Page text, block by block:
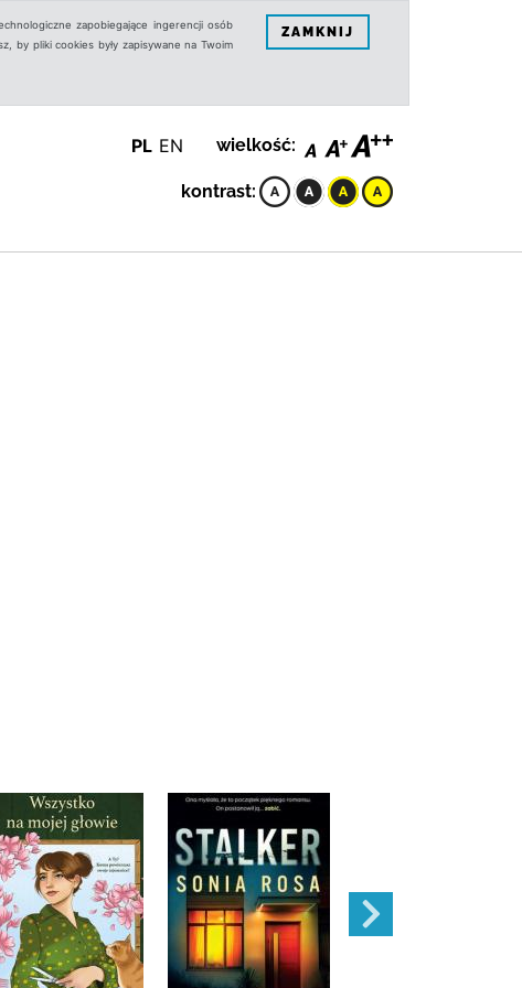
zapobiegające ingerencji osób
by pliki cookies były zapisywane na Twoim
ZAMKNIJ
PL EN wielkość:
kontrast: